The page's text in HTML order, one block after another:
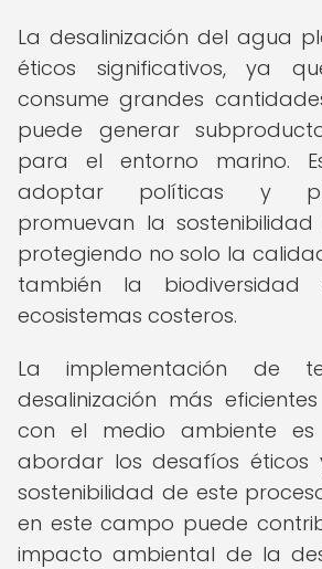
La desalinización del agua
éticos significativos, ya
consume grandes
puede generar
para el entorno marino.
adoptar políticas y
promuevan la
protegiendo no solo la
también la
ecosistemas costeros.
La implementación de
desalinización más
con el medio ambiente es
abordar los desafíos éticos
sostenibilidad de este
en este campo puede
impacto ambiental de la